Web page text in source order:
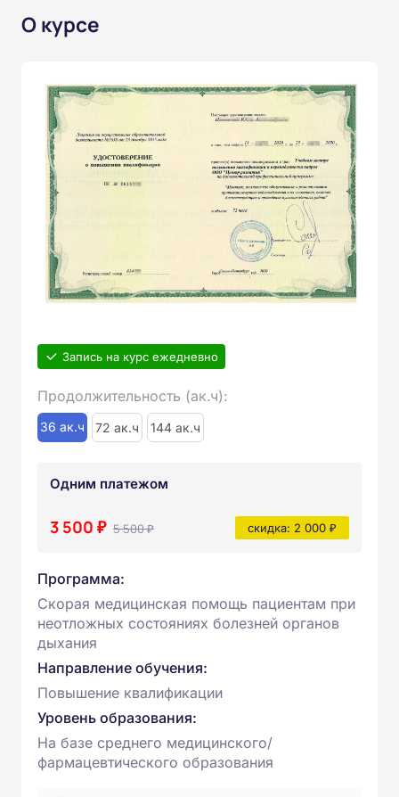
О курсе
Запись на курс ежедневно
Продолжительность (ак.ч):
36 ак.ч 72 ак.ч 144 ак.ч
Одним платежом
3 500 ₽ 5 500 ₽ скидка: 2 000 ₽
Программа:
Скорая медицинская помощь пациентам при
неотложных состояниях болезней органов
дыхания
Направление обучения:
Повышение квалификации
Уровень образования:
На базе среднего медицинского/
фармацевтического образования